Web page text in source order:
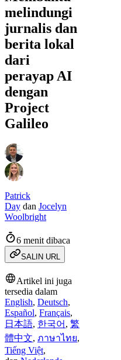
melindungi
jurnalis dan
berita lokal
dari
perayap AI
dengan
Project
Galileo
Patrick
Day dan Jocelyn
Woolbright
6 menit dibaca
SALIN URL
Artikel ini juga
tersedia dalam
English, Deutsch,
Español, Français,
日本語, 한국어 , 繁
體中文, ภาษาไทย,
Tiếng Việt,